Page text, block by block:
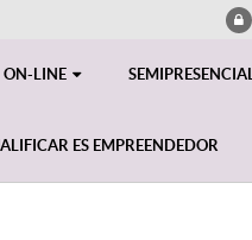
ON-LINE
ES EMPREENDEDOR